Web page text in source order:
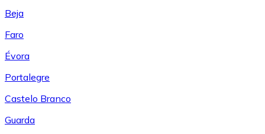
Beja
Faro
Évora
Portalegre
Castelo Branco
Guarda